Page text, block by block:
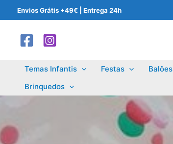
to
content
Envios Grátis +49€ | Entrega 24h
Temas Infantis Festas Balões
Brinquedos